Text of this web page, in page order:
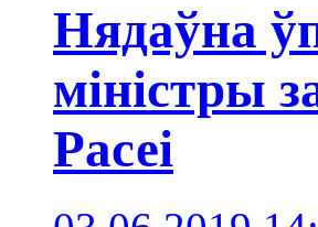
Нядаўна
міністры
Расеі